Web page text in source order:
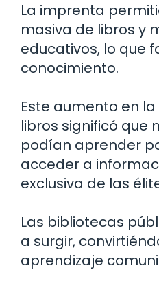
La imprenta
masiva de libros y
educativos, lo que
conocimiento.
Este aumento en
libros significó que
podían aprender
acceder a
exclusiva de las
Las bibliotecas
a surgir,
aprendizaje